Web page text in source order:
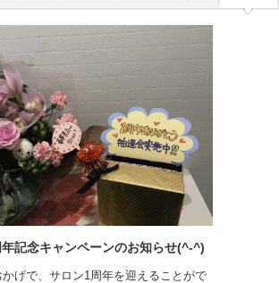
記念キャンペーンのお知らせ(^-^)
かげで、サロン1周年を迎えることがで